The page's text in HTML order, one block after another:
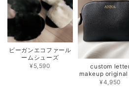
ビーガンエコファール
ームシューズ
¥5,590
custom
makeup original
¥4,950